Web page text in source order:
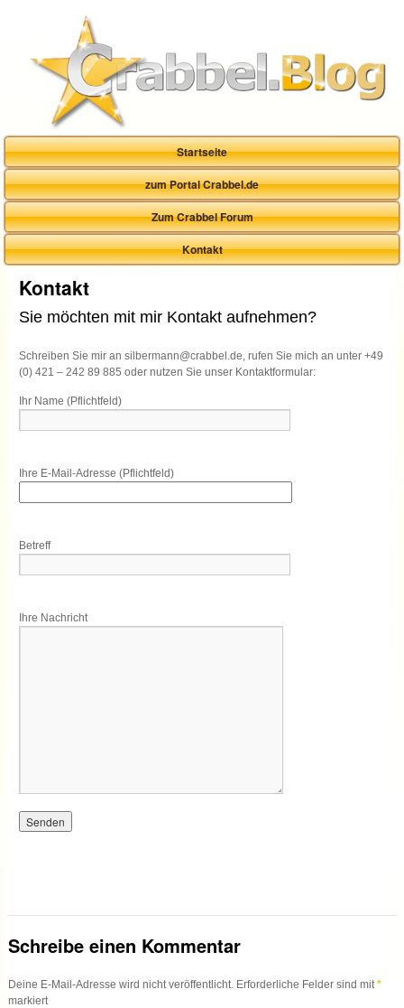
Startseite
zum Portal Crabbel.de
Zum Crabbel Forum
Kontakt
Kontakt
Sie möchten mit mir Kontakt aufnehmen?
Schreiben Sie mir an silbermann@crabbel.de, rufen Sie mich an unter +49
(0) 421 – 242 89 885 oder nutzen Sie unser Kontaktformular:
Ihr Name (Pflichtfeld)
Ihre E-Mail-Adresse (Pflichtfeld)
Betreff
Ihre Nachricht
Schreibe einen Kommentar
Deine E-Mail-Adresse wird nicht veröffentlicht. Erforderliche Felder sind mit *
markiert